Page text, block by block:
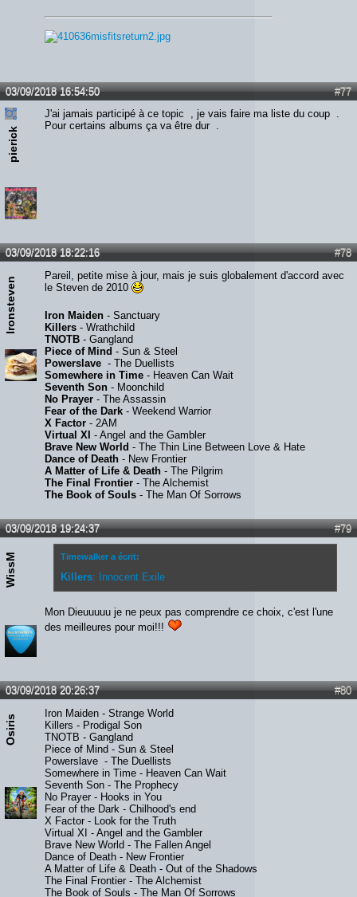
#77
03/09/2018 16:54:50
pierick
J'ai jamais participé à ce topic , je vais faire ma liste du coup .
Pour certains albums ça va être dur .
#78
03/09/2018 18:22:16
Ironsteven
Pareil, petite mise à jour, mais je suis globalement d'accord avec
le Steven de 2010
Iron Maiden - Sanctuary
Killers - Wrathchild
TNOTB - Gangland
Piece of Mind - Sun & Steel
Powerslave - The Duellists
Somewhere in Time - Heaven Can Wait
Seventh Son - Moonchild
No Prayer - The Assassin
Fear of the Dark - Weekend Warrior
X Factor - 2AM
Virtual XI - Angel and the Gambler
Brave New World - The Thin Line Between Love & Hate
Dance of Death - New Frontier
A Matter of Life & Death - The Pilgrim
The Final Frontier - The Alchemist
The Book of Souls - The Man Of Sorrows
#79
03/09/2018 19:24:37
WissM Timewalker a écrit:
Killers: Innocent Exile
Mon Dieuuuuu je ne peux pas comprendre ce choix, c'est l'une
des meilleures pour moi!!!
#80
03/09/2018 20:26:37
Osiris
Iron Maiden - Strange World
Killers - Prodigal Son
TNOTB - Gangland
Piece of Mind - Sun & Steel
Powerslave - The Duellists
Somewhere in Time - Heaven Can Wait
Seventh Son - The Prophecy
No Prayer - Hooks in You
Fear of the Dark - Chilhood's end
X Factor - Look for the Truth
Virtual XI - Angel and the Gambler
Brave New World - The Fallen Angel
Dance of Death - New Frontier
A Matter of Life & Death - Out of the Shadows
The Final Frontier - The Alchemist
The Book of Souls - The Man Of Sorrows